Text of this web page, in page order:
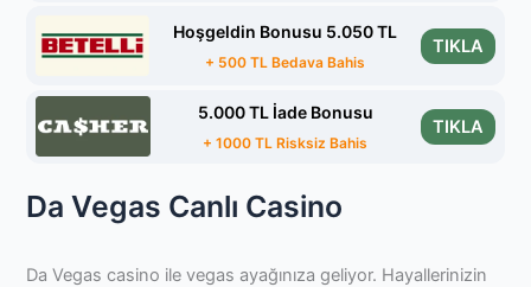
Hoşgeldin Bonusu 5.050 TL
+ 500 TL Bedava Bahis
TIKLA
5.000 TL İade Bonusu
+ 1000 TL Risksiz Bahis
TIKLA
Da Vegas Canlı Casino
Da Vegas casino ile vegas ayağınıza geliyor. Hayallerinizin